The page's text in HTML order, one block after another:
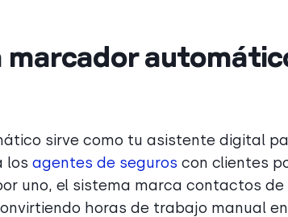
marcador
sirve como tu asistente digital
los agentes de seguros con clientes
uno, el sistema marca contactos
horas de trabajo manual